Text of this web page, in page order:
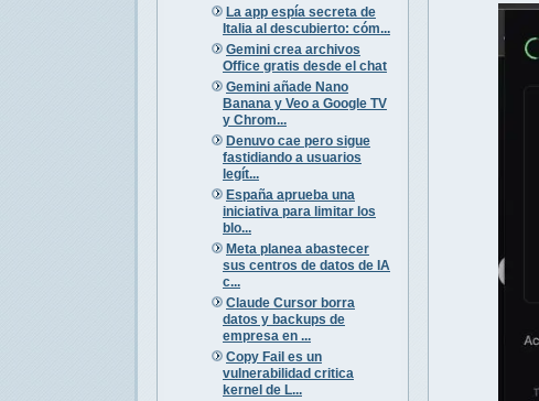
La app espía secreta de
Italia al descubierto: cóm...
Gemini crea archivos
Office gratis desde el chat
Gemini añade Nano
Banana y Veo a Google TV
y Chrom...
Denuvo cae pero sigue
fastidiando a usuarios
legít...
España aprueba una
iniciativa para limitar los
blo...
Meta planea abastecer
sus centros de datos de IA
c...
Claude Cursor borra
datos y backups de
empresa en ...
Copy Fail es un
vulnerabilidad critica
kernel de L...